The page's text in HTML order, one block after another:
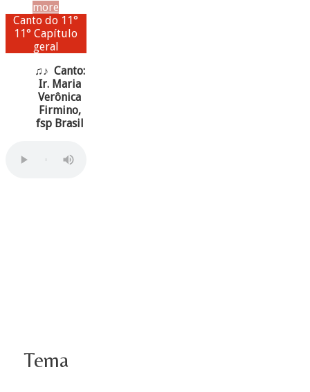
more
Canto do 11°
11° Capítulo
geral
♫♪ Canto:
Ir. Maria
Verônica
Firmino,
fsp Brasil
Tema